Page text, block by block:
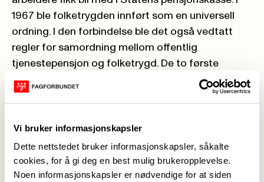
Vi bruker informasjonskapsler
Dette nettstedet bruker informasjonskapsler, såkalte
cookies, for å gi deg en best mulig brukeropplevelse.
Noen informasjonskapsler er nødvendige for at siden
1967 ble folketrygden innført som en universell
ordning. I den forbindelse ble det også vedtatt
regler for samordning mellom offentlig
tjenestepensjon og folketrygd. De to første
kommunale pensjonskassene ble opprettet i Aker
kommune i 1901, og i Kristiania i 1902.
Herredsforbund, i 1923. De fleste landkommunene
var for små til å ha egne kasser. Mange var
opptatt av at de kommuneansatte skulle ha like
gode pensjoner som i de store bykommunene og